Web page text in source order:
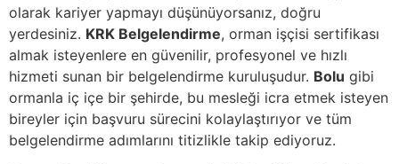
olarak kariyer yapmayı düşünüyorsanız, doğru
yerdesiniz. KRK Belgelendirme, orman işçisi sertifikası
almak isteyenlere en güvenilir, profesyonel ve hızlı
hizmeti sunan bir belgelendirme kuruluşudur. Bolu gibi
ormanla iç içe bir şehirde, bu mesleği icra etmek isteyen
bireyler için başvuru sürecini kolaylaştırıyor ve tüm
belgelendirme adımlarını titizlikle takip ediyoruz.